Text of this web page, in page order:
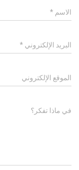
الاسم *
البريد الإلكتروني *
الموقع الإلكتروني
في ماذا تفكر؟